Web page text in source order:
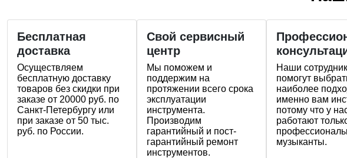
Бесплатная
доставка
Осуществляем
бесплатную доставку
товаров без скидки при
заказе от 20000 руб. по
Санкт-Петербургу или
при заказе от 50 тыс.
руб. по России.
Свой сервисный
центр
Мы поможем и
поддержим на
протяжении всего срока
эксплуатации
инструмента.
Производим
гарантийный и пост-
гарантийный ремонт
инструментов.
Наши
помогут
наиболее
именно вам
потому что у
работают
музыканты.